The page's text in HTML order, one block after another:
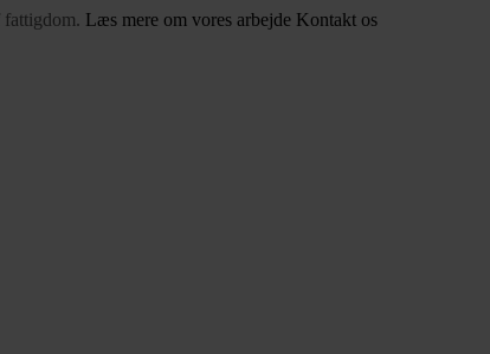
fattigdom. Læs mere om vores arbejde Kontakt os